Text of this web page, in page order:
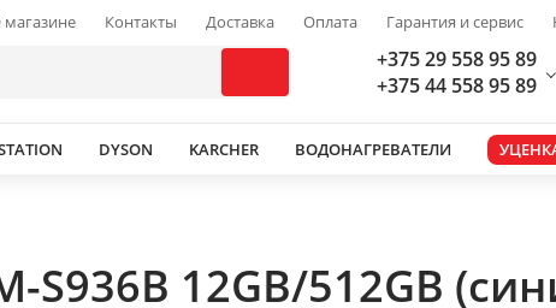
Контакты Доставка Оплата Гарантия и сервис
+375 29 558 95 89
+375 44 558 95 89
DYSON KARCHER ВОДОНАГРЕВАТЕЛИ
S936B 12GB/512GB